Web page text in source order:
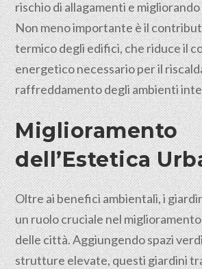
rischio di allagamenti e
Non meno importante è il
termico degli edifici, che riduce il
energetico necessario per il
raffreddamento degli ambienti
Miglioramento
dell’Estetica
Oltre ai benefici ambientali, i
un ruolo cruciale nel
delle città. Aggiungendo spazi
strutture elevate, questi giardini